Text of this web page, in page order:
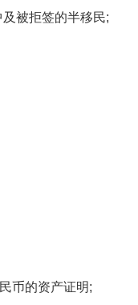
被拒签的半移民;
币的资产证明;